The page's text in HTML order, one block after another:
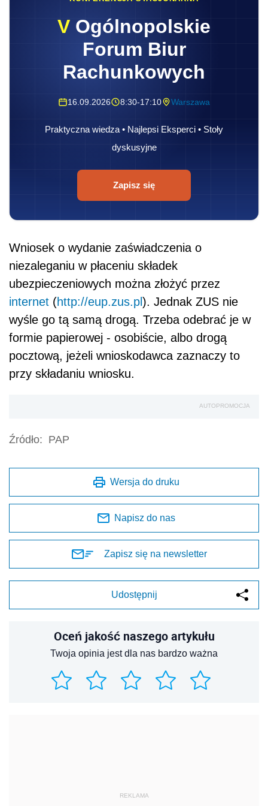
V Ogólnopolskie
Forum Biur
Rachunkowych
16.09.2026 8:30-17:10 Warszawa
Praktyczna wiedza • Najlepsi Eksperci • Stoły
dyskusyjne
Zapisz się
Wniosek o wydanie zaświadczenia o
niezaleganiu w płaceniu składek
ubezpieczeniowych można złożyć przez
internet (http://eup.zus.pl). Jednak ZUS nie
wyśle go tą samą drogą. Trzeba odebrać je w
formie papierowej - osobiście, albo drogą
pocztową, jeżeli wnioskodawca zaznaczy to
przy składaniu wniosku.
AUTOPROMOCJA
Źródło: PAP
Wersja do druku
Napisz do nas
Zapisz się na newsletter
Udostępnij
Oceń jakość naszego artykułu
Twoja opinia jest dla nas bardzo ważna
REKLAMA